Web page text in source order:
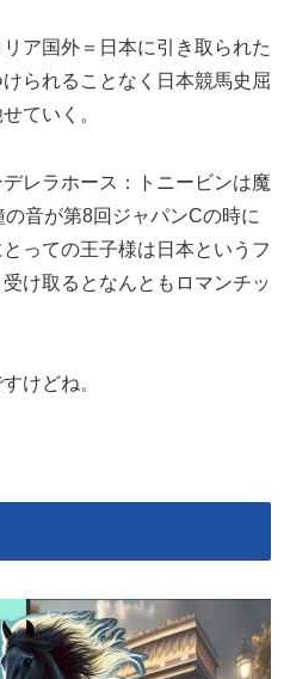
ア国外＝日本に引き取られた
られることなく日本競馬史屈
ていく。
レラホース：トニービンは魔
音が第8回ジャパンCの時に
っての王子様は日本というフ
け取るとなんともロマンチッ
けどね。